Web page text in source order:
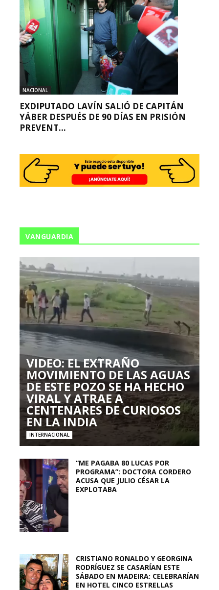
NACIONAL
EXDIPUTADO LAVÍN SALIÓ DE CAPITÁN
YÁBER DESPUÉS DE 90 DÍAS EN PRISIÓN
PREVENT...
VANGUARDIA
VIDEO: EL EXTRAÑO
MOVIMIENTO DE LAS AGUAS
DE ESTE POZO SE HA HECHO
VIRAL Y ATRAE A
CENTENARES DE CURIOSOS
EN LA INDIA
INTERNACIONAL
“ME PAGABA 80 LUCAS POR
PROGRAMA”: DOCTORA CORDERO
ACUSA QUE JULIO CÉSAR LA
EXPLOTABA
CRISTIANO RONALDO Y GEORGINA
RODRÍGUEZ SE CASARÍAN ESTE
SÁBADO EN MADEIRA: CELEBRARÍAN
EN HOTEL CINCO ESTRELLAS